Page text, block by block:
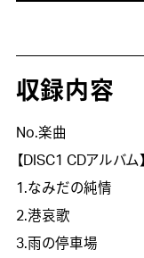
収録内容
No.楽曲
【DISC1 CDアルバム】
1.なみだの純情
2.港哀歌
3.雨の停車場